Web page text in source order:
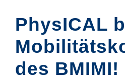
PhysICAL
des BMIMI!